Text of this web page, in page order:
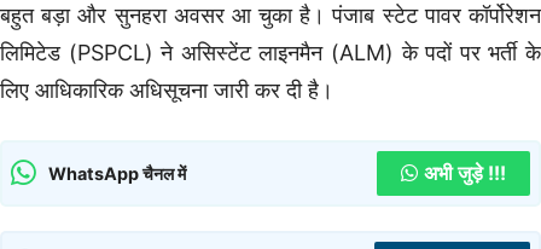
बहुत बड़ा और सुनहरा अवसर आ चुका है। पंजाब स्टेट पावर कॉर्पोरेशन
लिमिटेड (PSPCL) ने असिस्टेंट लाइनमैन (ALM) के पदों पर भर्ती के
लिए आधिकारिक अधिसूचना जारी कर दी है।
WhatsApp चैनल में अभी जुड़े !!!